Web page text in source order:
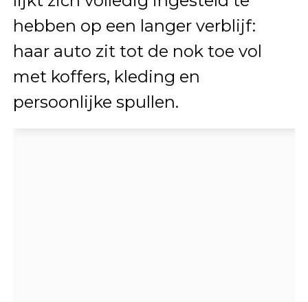
hebben op een langer verblijf:
haar auto zit tot de nok toe vol
met koffers, kleding en
persoonlijke spullen.